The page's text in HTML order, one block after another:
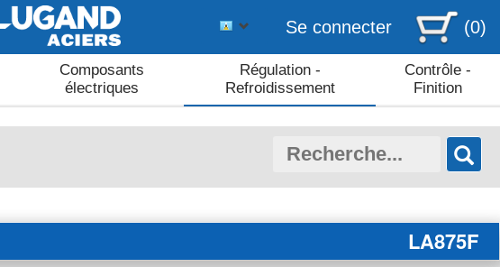
Se connecter (0)
Composants
électriques
Régulation -
Refroidissement
Contrôle -
Finition
LA875F